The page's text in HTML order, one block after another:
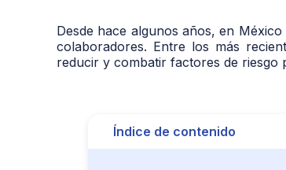
Desde hace algunos años, en
colaboradores. Entre los más
reducir y combatir factores de riesgo
Índice de contenido